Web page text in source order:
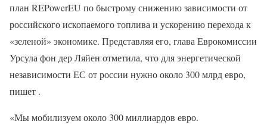
план REPowerEU по быстрому снижению зависимости от
российского ископаемого топлива и ускорению перехода к
«зеленой» экономике. Представляя его, глава Еврокомиссии
Урсула фон дер Ляйен отметила, что для энергетической
независимости ЕС от россии нужно около 300 млрд евро,
пишет .
«Мы мобилизуем около 300 миллиардов евро.